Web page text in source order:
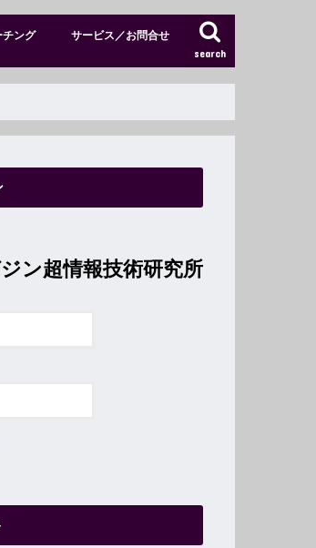
search
チング
ンバーサイト
プ
サービス／お問合せ
ン超情報技術研究所